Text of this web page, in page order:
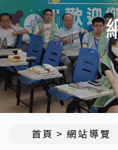
首頁 網站導覽